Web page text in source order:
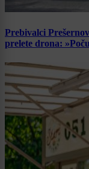
Prebivalci
prelete drona: